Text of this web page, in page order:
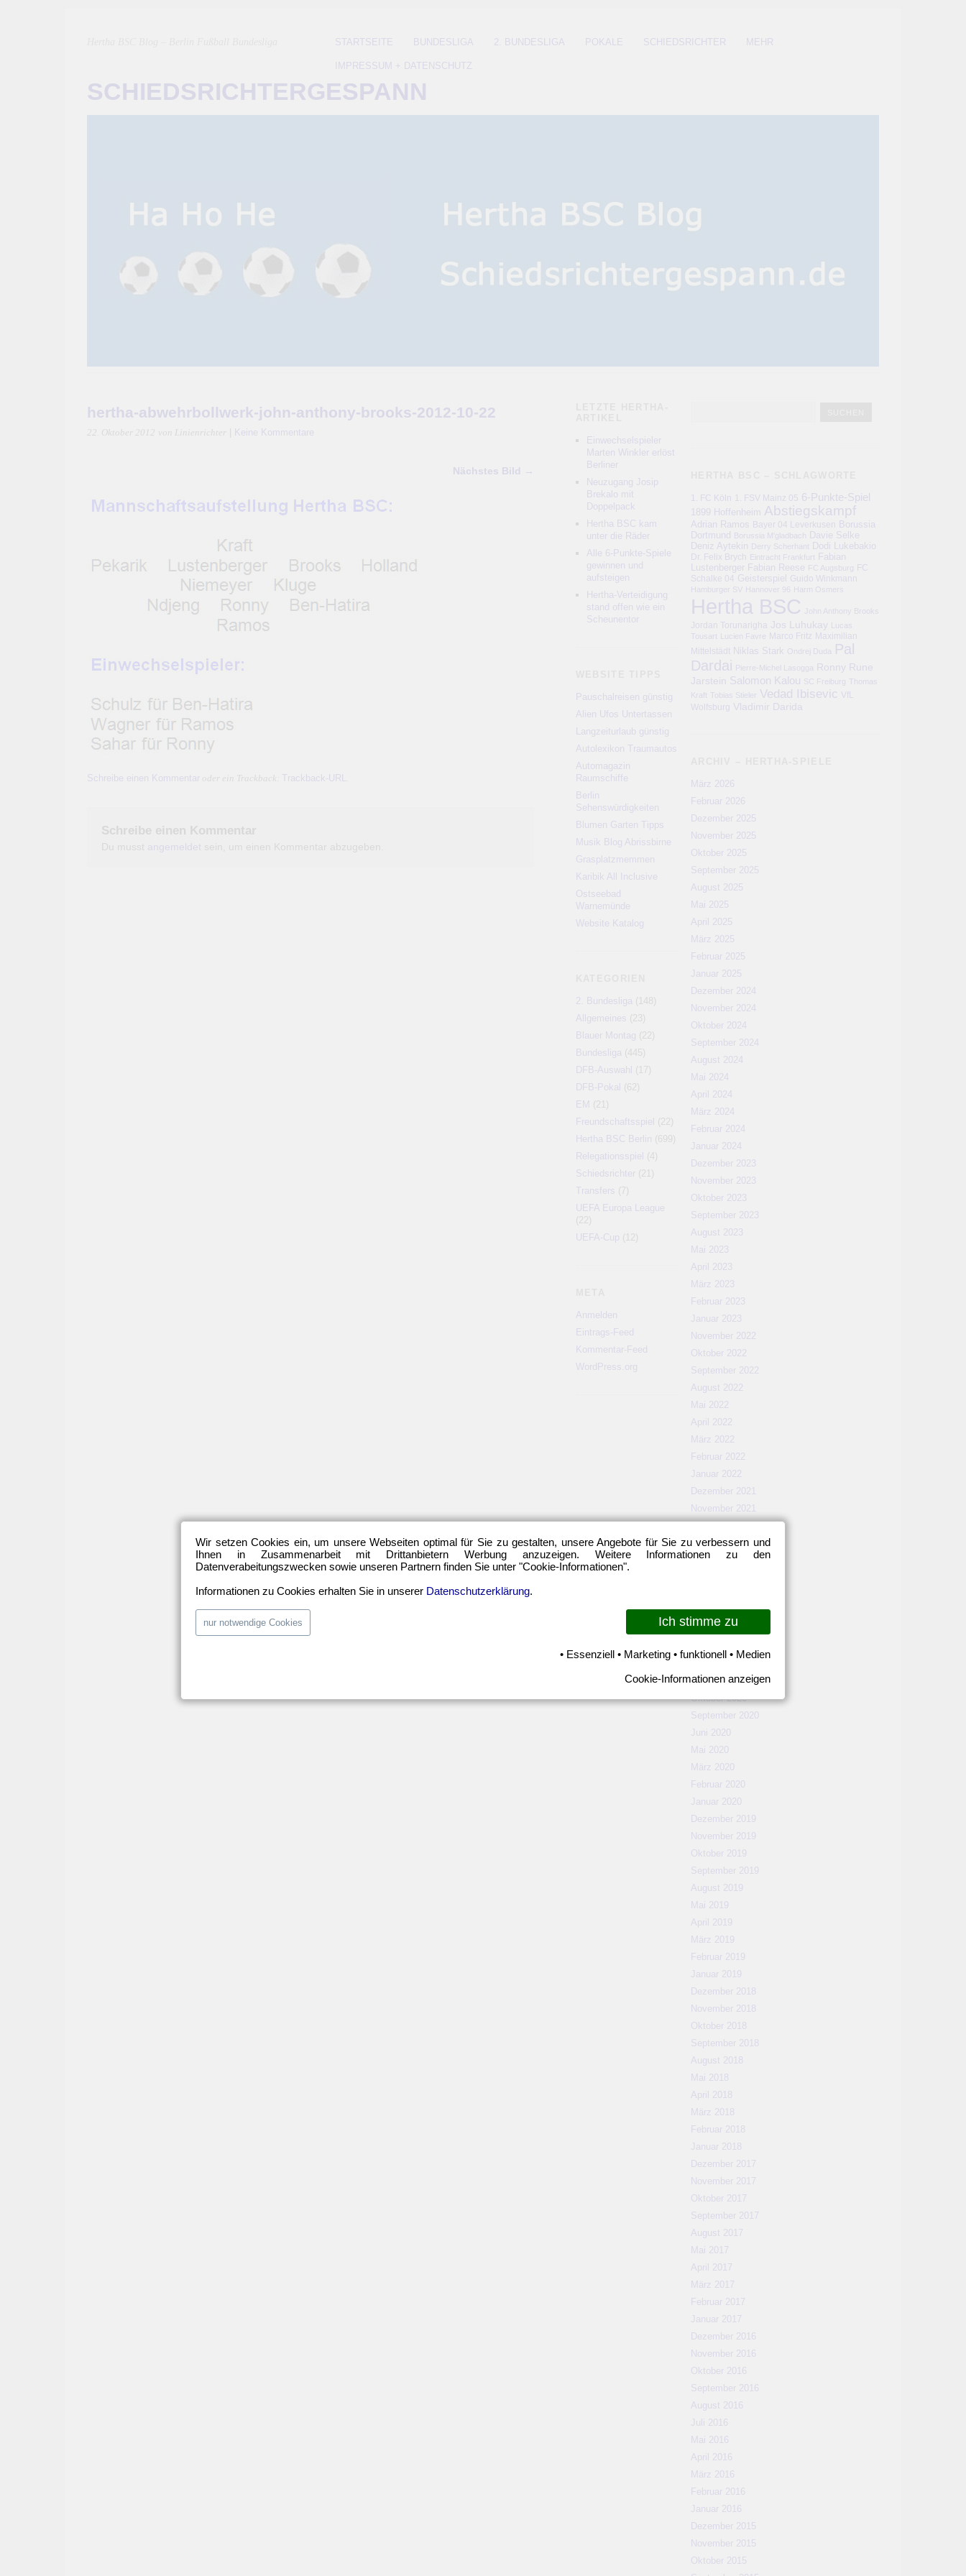
STARTSEITE BUNDESLIGA 2. BUNDESLIGA POKALE SCHIEDSRICHTER MEHR
IMPRESSUM + DATENSCHUTZ
SCHIEDSRICHTERGESPANN
hertha-abwehrbollwerk-john-anthony-brooks-2012-10-22
22. Oktober 2012 von Linienrichter Keine Kommentare
Nächstes Bild →
Schreibe einen Kommentar oder ein Trackback: Trackback-URL
Einwechselspieler
Marten Winkler erlöst
Berliner
Neuzugang Josip
Brekalo mit
Doppelpack
Hertha BSC kam
unter die Räder
Alle 6-Punkte-Spiele
gewinnen und
aufsteigen
Hertha-Verteidigung
stand offen wie ein
Scheunentor
Pauschalreisen günstig
Alien Ufos Untertassen
Langzeiturlaub günstig
Autolexikon Traumautos
Automagazin
Raumschiffe
Berlin
Sehenswürdigkeiten
Blumen Garten Tipps
Musik Blog Abrissbirne
Grasplatzmemmen
Karibik All Inclusive
Ostseebad
Warnemünde
Website Katalog
2. Bundesliga (148)
Allgemeines (23)
Blauer Montag (22)
Bundesliga (445)
DFB-Auswahl
(17)
DFB-Pokal (62)
EM
(21)
Freundschaftsspiel
(22)
Hertha BSC Berlin
(699)
Relegationsspiel
(4)
Schiedsrichter(21)
Transfers (7)
UEFA Europa League
(22)
UEFA-Cup
(12)
Anmelden
Eintrags-Feed
Kommentar-Feed
WordPress.org
1. FC Köln 1. FSV Mainz 05 6-Punkte-Spiel
1899 Hoffenheim Abstiegskampf
Adrian Ramos Bayer 04 Leverkusen
Borussia
Dortmund
Borussia M'gladbach Davie Selke
Deniz Aytekin Derry Scherhant Dodi Lukebakio
Dr. Felix Brych Eintracht Frankfurt
Fabian
Lustenberger Fabian Reese FC Augsburg
FC
Schalke 04
Geisterspiel
Guido Winkmann
Hamburger SV
Hannover 96 Harm Osmers
Hertha BSC
John Anthony Brooks
Jordan Torunarigha
Jos Luhukay
Lucas
Tousart
Lucien Favre Marco Fritz Maximilian
Mittelstädt
Niklas Stark Ondrej Duda Pal
Dardai Pierre-Michel Lasogga Ronny
Rune
Jarstein Salomon Kalou SC Freiburg
Thomas
Kraft
Tobias Stieler Vedad Ibisevic
VfL
Wolfsburg
Vladimir Darida
März 2026
Februar 2026
Dezember 2025
November 2025
Oktober 2025
September 2025
August 2025
Mai 2025
April 2025
März 2025
Februar 2025
Januar 2025
Dezember 2024
November 2024
Oktober 2024
September 2024
August 2024
Mai 2024
April 2024
März 2024
Februar 2024
Januar 2024
Dezember 2023
November 2023
Oktober 2023
September 2023
August 2023
Mai 2023
April 2023
März 2023
Februar 2023
Januar 2023
November 2022
Oktober 2022
September 2022
August 2022
Mai 2022
April 2022
März 2022
Februar 2022
Januar 2022
Dezember 2021
November 2021
September 2021
August 2021
März 2021
Februar 2021
November 2020
Oktober 2020
September 2020
Juni 2020
Mai 2020
März 2020
Februar 2020
Januar 2020
Dezember 2019
November 2019
Oktober 2019
September 2019
August 2019
Mai 2019
April 2019
März 2019
Februar 2019
Januar 2019
Dezember 2018
November 2018
Oktober 2018
September 2018
August 2018
Mai 2018
April 2018
März 2018
Februar 2018
Januar 2018
Dezember 2017
November 2017
Oktober 2017
September 2017
August 2017
Mai 2017
April 2017
März 2017
Februar 2017
Januar 2017
Dezember 2016
November 2016
Oktober 2016
September 2016
August 2016
Juli 2016
Mai 2016
April 2016
März 2016
Februar 2016
Januar 2016
Dezember 2015
November 2015
Oktober 2015
Wir setzen Cookies ein, um unsere Webseiten optimal für Sie zu gestalten, unsere Angebote für Sie zu verbessern und
Ihnen in Zusammenarbeit mit Drittanbietern Werbung anzuzeigen. Weitere Informationen zu den
Datenverabeitungszwecken sowie unseren Partnern finden Sie unter "Cookie-Informationen".
Informationen zu Cookies erhalten Sie in unserer Datenschutzerklärung.
nur notwendige Cookies Ich stimme zu
• Essenziell • Marketing • funktionell • Medien
Cookie-Informationen anzeigen